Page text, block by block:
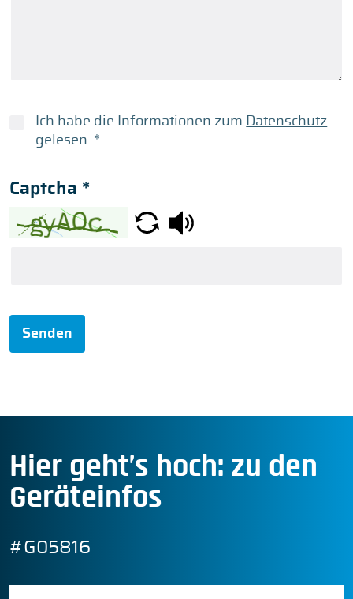
Ich habe die Informationen zum Datenschutz
gelesen. *
Captcha *
Senden
Hier geht’s hoch: zu den
Geräteinfos
#G05816